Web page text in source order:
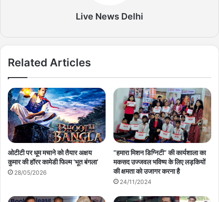
Live News Delhi
Related Articles
ओटीटी पर धूम मचाने को तैयार अक्षय
कुमार की हॉरर कामेडी फिल्म ‘भूत बंगला’
28/05/2026
”हमारा मिशन डिग्निटी” की कार्यशाला का
मकसद उज्जवल भविष्य के लिए लड़कियों
की क्षमता को उजागर करना है
24/11/2024